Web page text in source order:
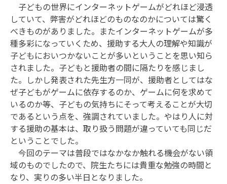
子どもの世界にインターネットゲームがどれほど浸透
していて、弊害がどれほどのものなのかについては驚く
べきものがありました。またインターネットゲームが多
種多彩になっていくため、援助する大人の理解や知識が
子どもにおいつかないことが多いということを思い知ら
されました。子どもと援助者の間に隔たりを感じまし
た。しかし発表された先生方一同が、援助者としてはな
ぜ子どもがゲームに依存するのか、ゲームに何を求めて
いるのか等、子どもの気持ちにそって考えることが大切
であるという点を、強調されていました。やはり人に対
する援助の基本は、取り扱う問題が違っていても同じだ
ということでした。
今回のテーマは普段ではなかなか触れる機会がない領
域のものでしたので、院生たちには貴重な勉強の時間と
なり、実りの多い半日となりました。